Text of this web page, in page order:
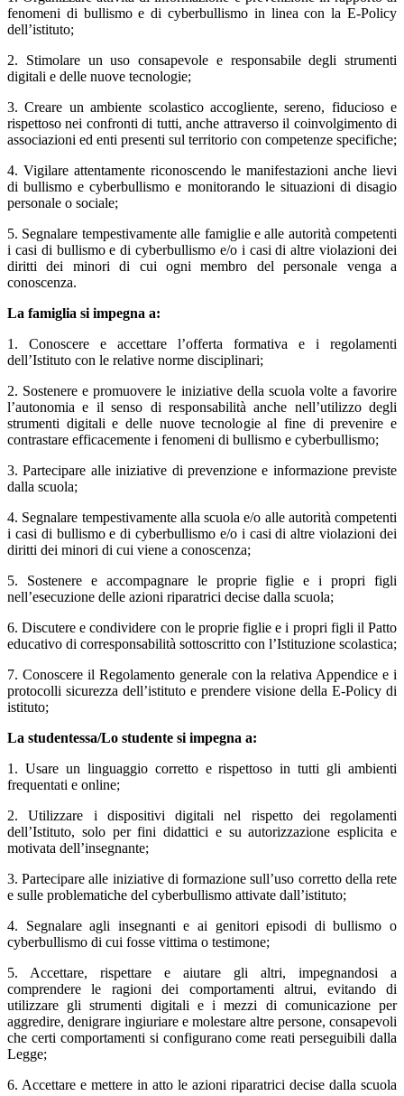
fenomeni di bullismo e di cyberbullismo in linea con la E-Policy
dell’istituto;
2. Stimolare un uso consapevole e responsabile degli strumenti
digitali e delle nuove tecnologie;
3. Creare un ambiente scolastico accogliente, sereno, fiducioso e
rispettoso nei confronti di tutti, anche attraverso il coinvolgimento di
associazioni ed enti presenti sul territorio con competenze specifiche;
4. Vigilare attentamente riconoscendo le manifestazioni anche lievi
di bullismo e cyberbullismo e monitorando le situazioni di disagio
personale o sociale;
5. Segnalare tempestivamente alle famiglie e alle autorità competenti
i casi di bullismo e di cyberbullismo e/o i casi di altre violazioni dei
diritti dei minori di cui ogni membro del personale venga a
conoscenza.
La famiglia si impegna a:
1. Conoscere e accettare l’offerta formativa e i regolamenti
dell’Istituto con le relative norme disciplinari;
2. Sostenere e promuovere le iniziative della scuola volte a favorire
l’autonomia e il senso di responsabilità anche nell’utilizzo degli
strumenti digitali e delle nuove tecnologie al fine di prevenire e
contrastare efficacemente i fenomeni di bullismo e cyberbullismo;
3. Partecipare alle iniziative di prevenzione e informazione previste
dalla scuola;
4. Segnalare tempestivamente alla scuola e/o alle autorità competenti
i casi di bullismo e di cyberbullismo e/o i casi di altre violazioni dei
diritti dei minori di cui viene a conoscenza;
5. Sostenere e accompagnare le proprie figlie e i propri figli
nell’esecuzione delle azioni riparatrici decise dalla scuola;
6. Discutere e condividere con le proprie figlie e i propri figli il Patto
educativo di corresponsabilità sottoscritto con l’Istituzione scolastica;
7. Conoscere il Regolamento generale con la relativa Appendice e i
protocolli sicurezza dell’istituto e prendere visione della E-Policy di
istituto;
La studentessa/Lo studente si impegna a:
1. Usare un linguaggio corretto e rispettoso in tutti gli ambienti
frequentati e online;
2. Utilizzare i dispositivi digitali nel rispetto dei regolamenti
dell’Istituto, solo per fini didattici e su autorizzazione esplicita e
motivata dell’insegnante;
3. Partecipare alle iniziative di formazione sull’uso corretto della rete
e sulle problematiche del cyberbullismo attivate dall’istituto;
4. Segnalare agli insegnanti e ai genitori episodi di bullismo o
cyberbullismo di cui fosse vittima o testimone;
5. Accettare, rispettare e aiutare gli altri, impegnandosi a
comprendere le ragioni dei comportamenti altrui, evitando di
utilizzare gli strumenti digitali e i mezzi di comunicazione per
aggredire, denigrare ingiuriare e molestare altre persone, consapevoli
che certi comportamenti si configurano come reati perseguibili dalla
Legge;
6. Accettare e mettere in atto le azioni riparatrici decise dalla scuola